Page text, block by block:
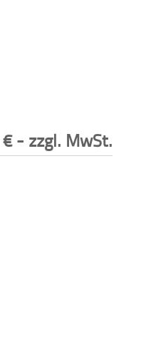
€- zzgl. MwSt.